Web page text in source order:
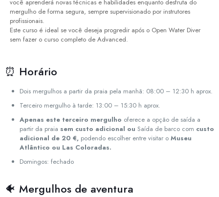
você aprenderá novas técnicas e habilidades enquanto desfruta do
mergulho de forma segura, sempre supervisionado por instrutores
profissionais.
Este curso é ideal se você deseja progredir após o Open Water Diver
sem fazer o curso completo de Advanced.
⏰ Horário
Dois mergulhos a partir da praia pela manhã: 08:00 – 12:30 h aprox.
Terceiro mergulho à tarde: 13:00 – 15:30 h aprox.
Apenas este terceiro mergulho oferece a opção de saída a
partir da praia sem custo adicional ou Saída de barco com custo
adicional de 20 €, podendo escolher entre visitar o Museu
Atlântico ou Las Coloradas.
Domingos: fechado
🐠 Mergulhos de aventura